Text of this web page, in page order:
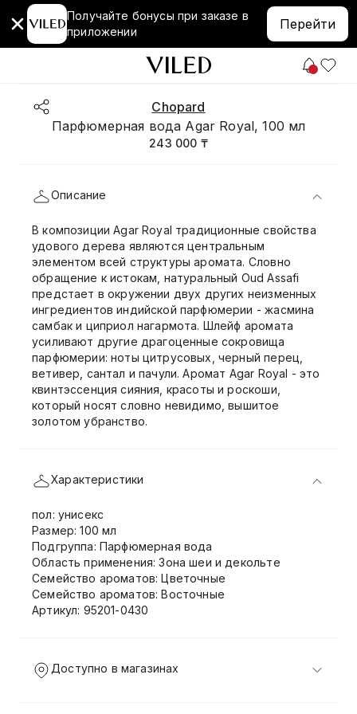
Получайте бонусы при заказе в
приложении
Перейти
Chopard
Парфюмерная вода Agar Royal, 100 мл
243 000 ₸
Описание
В композиции Agar Royal традиционные свойства
удового дерева являются центральным
элементом всей структуры аромата. Словно
обращение к истокам, натуральный Oud Assafi
предстает в окружении двух других неизменных
ингредиентов индийской парфюмерии - жасмина
самбак и циприол нагармота. Шлейф аромата
усиливают другие драгоценные сокровища
парфюмерии: ноты цитрусовых, черный перец,
ветивер, сантал и пачули. Аромат Agar Royal - это
квинтэссенция сияния, красоты и роскоши,
который носят словно невидимо, вышитое
золотом убранство.
Характеристики
пол: унисекс
Размер: 100 мл
Подгруппа: Парфюмерная вода
Область применения: Зона шеи и декольте
Семейство ароматов: Цветочные
Семейство ароматов: Восточные
Артикул: 95201-0430
Доступно в магазинах